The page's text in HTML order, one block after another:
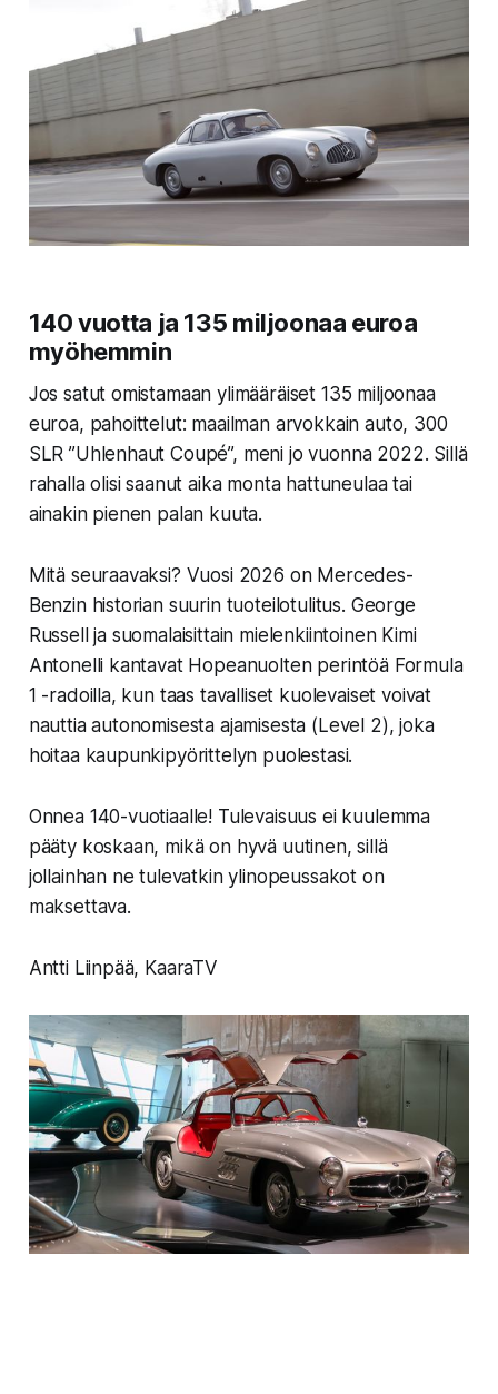
140 vuotta ja 135 miljoonaa euroa
myöhemmin
Jos satut omistamaan ylimääräiset 135 miljoonaa
euroa, pahoittelut: maailman arvokkain auto, 300
SLR ”Uhlenhaut Coupé”, meni jo vuonna 2022. Sillä
rahalla olisi saanut aika monta hattuneulaa tai
ainakin pienen palan kuuta.
Mitä seuraavaksi? Vuosi 2026 on Mercedes-
Benzin historian suurin tuoteilotulitus. George
Russell ja suomalaisittain mielenkiintoinen Kimi
Antonelli kantavat Hopeanuolten perintöä Formula
1 -radoilla, kun taas tavalliset kuolevaiset voivat
nauttia autonomisesta ajamisesta (Level 2), joka
hoitaa kaupunkipyörittelyn puolestasi.
Onnea 140-vuotiaalle! Tulevaisuus ei kuulemma
pääty koskaan, mikä on hyvä uutinen, sillä
jollainhan ne tulevatkin ylinopeussakot on
maksettava.
Antti Liinpää, KaaraTV